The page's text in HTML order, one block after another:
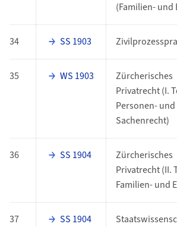
(Familien- und
34 SS 1903
35 WS 1903
Zürcherisches
Privatrecht (I.
Personen- und
Sachenrecht)
36 SS 1904
Zürcherisches
Privatrecht (II.
Familien- und
37 SS 1904